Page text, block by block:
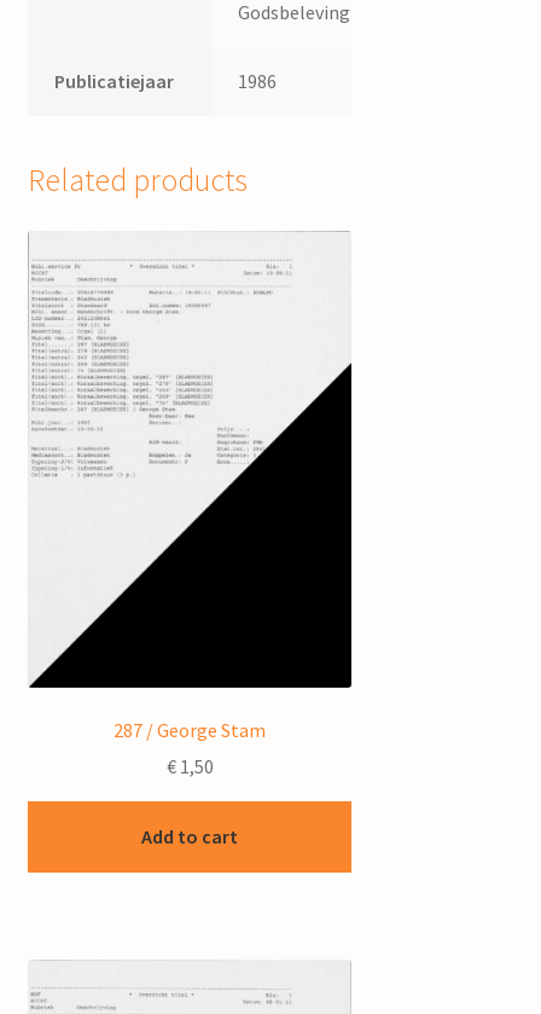
Godsbeleving
Publicatiejaar 1986
Related products
287 / George Stam
€1,50
Add to cart